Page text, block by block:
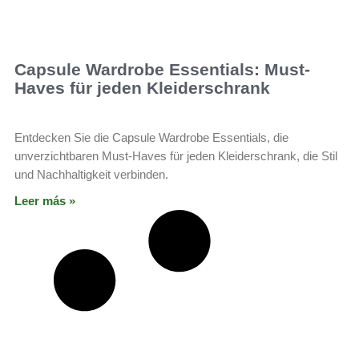
Capsule Wardrobe Essentials: Must-
Haves für jeden Kleiderschrank
Entdecken Sie die Capsule Wardrobe Essentials, die
unverzichtbaren Must-Haves für jeden Kleiderschrank, die Stil
und Nachhaltigkeit verbinden.
Leer más »